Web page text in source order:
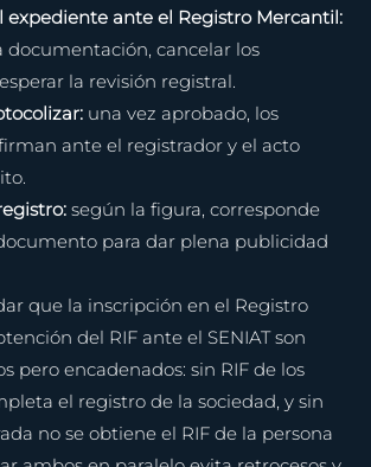
expediente ante el Registro Mercantil:
documentación, cancelar los
la revisión registral.
una vez aprobado, los
ante el registrador y el acto
según la figura, corresponde
para dar plena publicidad
que la inscripción en el Registro
del RIF ante el SENIAT son
pero encadenados: sin RIF de los
el registro de la sociedad, y sin
no se obtiene el RIF de la persona